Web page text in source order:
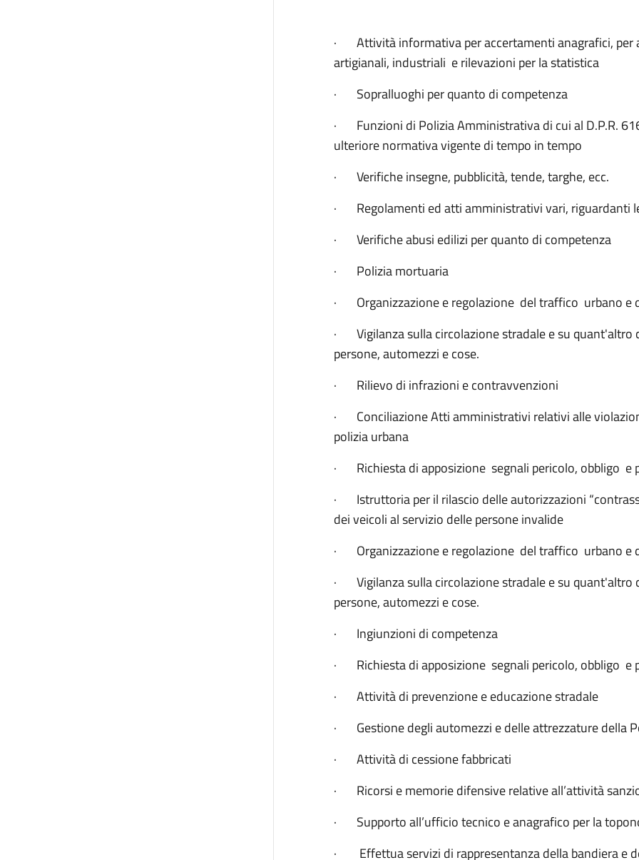
· Attività informativa per accertamenti anagrafici, per
artigianali, industriali e rilevazioni per la statistica
· Sopralluoghi per quanto di competenza
· Funzioni di Polizia Amministrativa di cui al D.P.R.
ulteriore normativa vigente di tempo in tempo
· Verifiche insegne, pubblicità, tende, targhe, ecc.
· Regolamenti ed atti amministrativi vari, riguardanti
· Verifiche abusi edilizi per quanto di competenza
· Polizia mortuaria
· Organizzazione e regolazione del traffico urbano e
· Vigilanza sulla circolazione stradale e su quant'altro
persone, automezzi e cose.
· Rilievo di infrazioni e contravvenzioni
· Conciliazione Atti amministrativi relativi alle
polizia urbana
· Richiesta di apposizione segnali pericolo,
· Istruttoria per il rilascio delle autorizzazioni
dei veicoli al servizio delle persone invalide
· Organizzazione e regolazione del traffico urbano e
· Vigilanza sulla circolazione stradale e su quant'altro
persone, automezzi e cose.
· Ingiunzioni di competenza
· Richiesta di apposizione segnali pericolo,
· Attività di prevenzione e educazione stradale
· Gestione degli automezzi e delle attrezzature della
· Attività di cessione fabbricati
· Ricorsi e memorie difensive relative all’attività
· Supporto all’ufficio tecnico e anagrafico per la
· Effettua servizi di rappresentanza della bandiera e